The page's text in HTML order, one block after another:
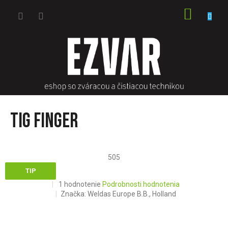
TIG finger
505
TIP
Priemerné
hodnotenie
1 hodnotenie Podrobnosti hodnotenia
Značka:Weldas Europe B.B., Holland